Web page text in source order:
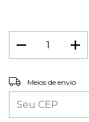
Entregas para o CEP:
Meios de envio